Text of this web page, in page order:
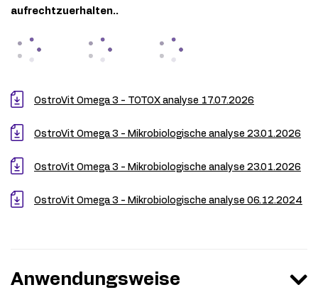
aufrechtzuerhalten..
OstroVit Omega 3 - TOTOX analyse 17.07.2026
OstroVit Omega 3 - Mikrobiologische analyse 23.01.2026
OstroVit Omega 3 - Mikrobiologische analyse 23.01.2026
OstroVit Omega 3 - Mikrobiologische analyse 06.12.2024
Anwendungsweise